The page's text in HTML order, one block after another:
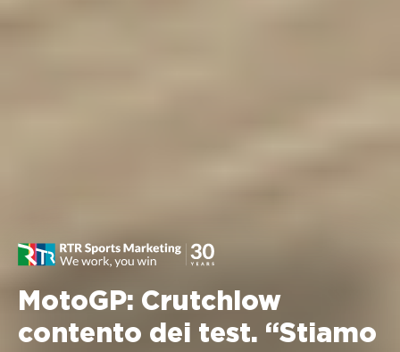
MotoGP: Crutchlow
contento dei test. “Stiamo